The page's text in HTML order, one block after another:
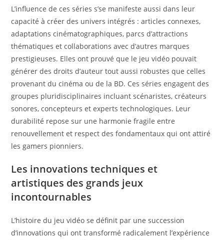
L’influence de ces séries s’se manifeste aussi dans leur
capacité à créer des univers intégrés : articles connexes,
adaptations cinématographiques, parcs d’attractions
thématiques et collaborations avec d’autres marques
prestigieuses. Elles ont prouvé que le jeu vidéo pouvait
générer des droits d’auteur tout aussi robustes que celles
provenant du cinéma ou de la BD. Ces séries engagent des
groupes pluridisciplinaires incluant scénaristes, créateurs
sonores, concepteurs et experts technologiques. Leur
durabilité repose sur une harmonie fragile entre
renouvellement et respect des fondamentaux qui ont attiré
les gamers pionniers.
Les innovations techniques et
artistiques des grands jeux
incontournables
L’histoire du jeu vidéo se définit par une succession
d’innovations qui ont transformé radicalement l’expérience